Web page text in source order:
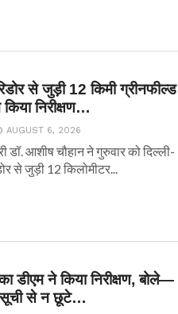
से जुड़ी 12 किमी ग्रीनफील्ड
निरीक्षण…
AUGUST 6, 2026
डॉ. आशीष चौहान ने गुरुवार को दिल्ली-
से जुड़ी 12 किलोमीटर...
डीएम ने किया निरीक्षण, बोले—
सूची से न छूटे…